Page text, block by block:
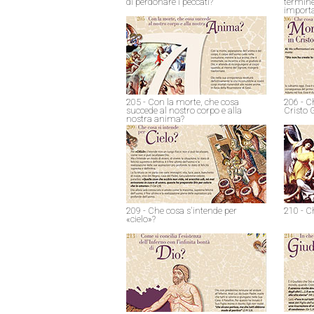
205 - Con la morte, che cosa
succede al nostro corpo e alla
nostra anima?
206 -
Cristo
209 - Che cosa s'intende per
«cielo»?
210 -